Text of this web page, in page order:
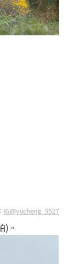
IG@yucheng_9527
)。